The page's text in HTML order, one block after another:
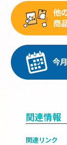
関連情報
関連リンク